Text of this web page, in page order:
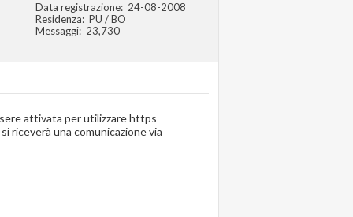
Data registrazione
24-08-2008
Residenza
PU / BO
Messaggi
23,730
attivata per utilizzare https
riceverà una comunicazione via